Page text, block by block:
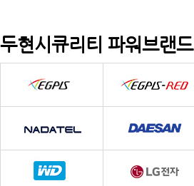
두현시큐리티 파워브랜드